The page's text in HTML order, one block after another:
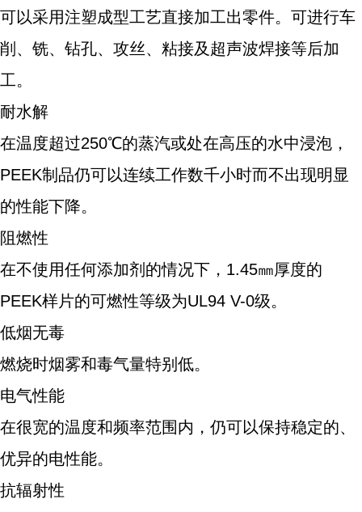
可以采用注塑成型工艺直接加工出零件。可进行车
削、铣、钻孔、攻丝、粘接及超声波焊接等后加
工。
耐水解
在温度超过250℃的蒸汽或处在高压的水中浸泡，
PEEK制品仍可以连续工作数千小时而不出现明显
的性能下降。
阻燃性
在不使用任何添加剂的情况下，1.45㎜厚度的
PEEK样片的可燃性等级为UL94 V-0级。
低烟无毒
燃烧时烟雾和毒气量特别低。
电气性能
在很宽的温度和频率范围内，仍可以保持稳定的、
优异的电性能。
抗辐射性